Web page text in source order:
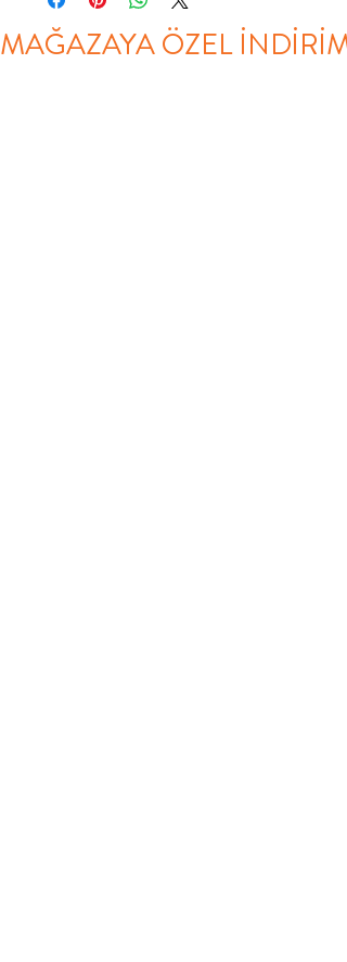
KARYOLA
MAĞAZAYA ÖZEL İNDİRİM